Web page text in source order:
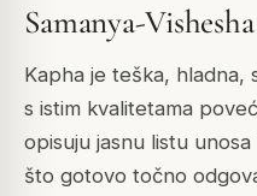
Samanya-
Kapha je teška, hladna,
s istim kvalitetama
opisuju jasnu listu
što gotovo točno